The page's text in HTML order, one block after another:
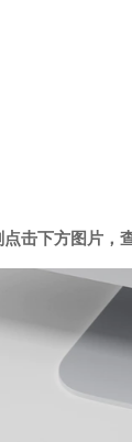
点击下方图片，